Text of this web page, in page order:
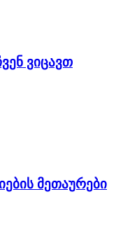
ვიცავთ
მეთაურები